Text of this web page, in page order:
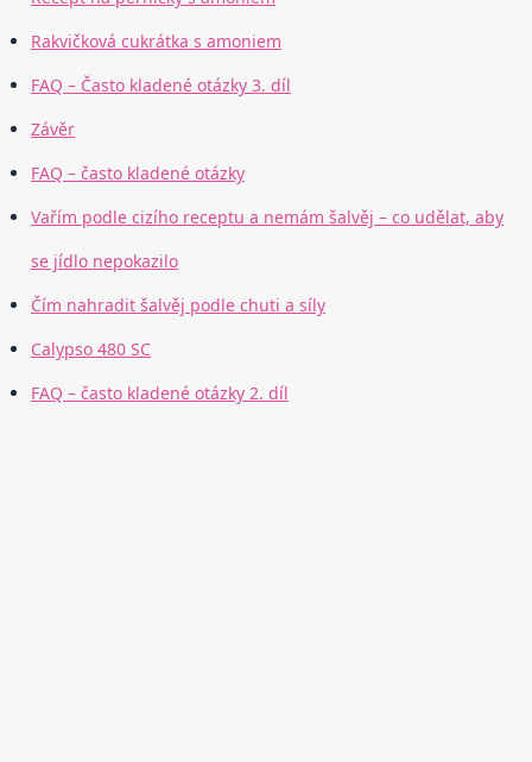
Rakvičková cukrátka s amoniem
FAQ – Často kladené otázky 3. díl
Závěr
FAQ – často kladené otázky
Vařím podle cizího receptu a nemám šalvěj – co udělat, aby
se jídlo nepokazilo
Čím nahradit šalvěj podle chuti a síly
Calypso 480 SC
FAQ – často kladené otázky 2. díl